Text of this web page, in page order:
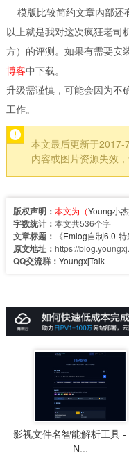
模版比较简约文章内部还
以上就是我对这次疯狂老司
方）的评测。如果有需要安
博客中下载。
升级需谨慎，可能会因为不
工作。
本文最后更新于
内容或图片资源失效
版权声明： 本文为（Young小杰
字数统计： 本文共536个字
文章标题： 《Emlog自制6.0-
原文地址： https://
QQ交流群： YoungxjTalk
影视文件名智能解析工具 -
N...